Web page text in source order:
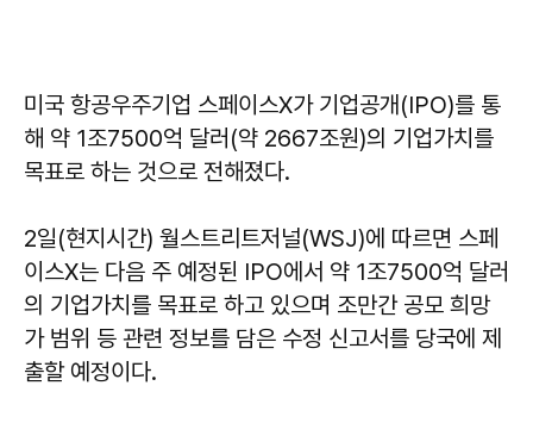
미국 항공우주기업 스페이스X가 기업공개(IPO)를 통
해 약 1조7500억 달러(약 2667조원)의 기업가치를
목표로 하는 것으로 전해졌다.
2일(현지시간) 월스트리트저널(WSJ)에 따르면 스페
이스X는 다음 주 예정된 IPO에서 약 1조7500억 달러
의 기업가치를 목표로 하고 있으며 조만간 공모 희망
가 범위 등 관련 정보를 담은 수정 신고서를 당국에 제
출할 예정이다.